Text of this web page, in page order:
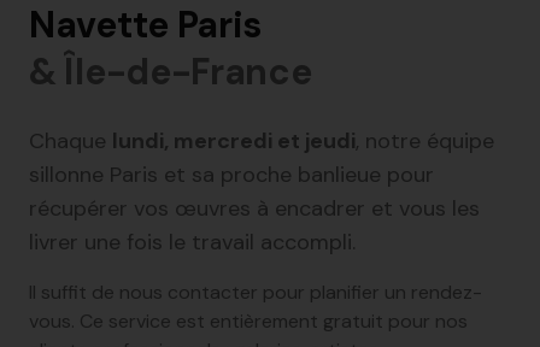
Navette Paris
& Île-de-France
Chaque lundi, mercredi et jeudi, notre équipe
sillonne Paris et sa proche banlieue pour
récupérer vos œuvres à encadrer et vous les
livrer une fois le travail accompli.
Il suffit de nous contacter pour planifier un rendez-
vous. Ce service est entièrement gratuit pour nos